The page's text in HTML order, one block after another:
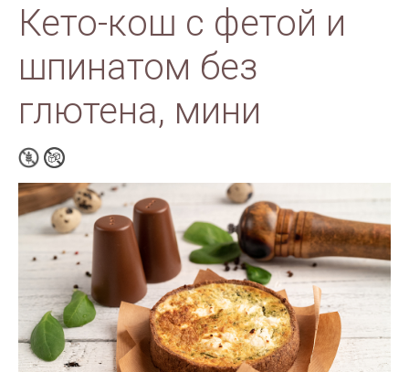
Кето-кош с фетой и
шпинатом без
глютена, мини